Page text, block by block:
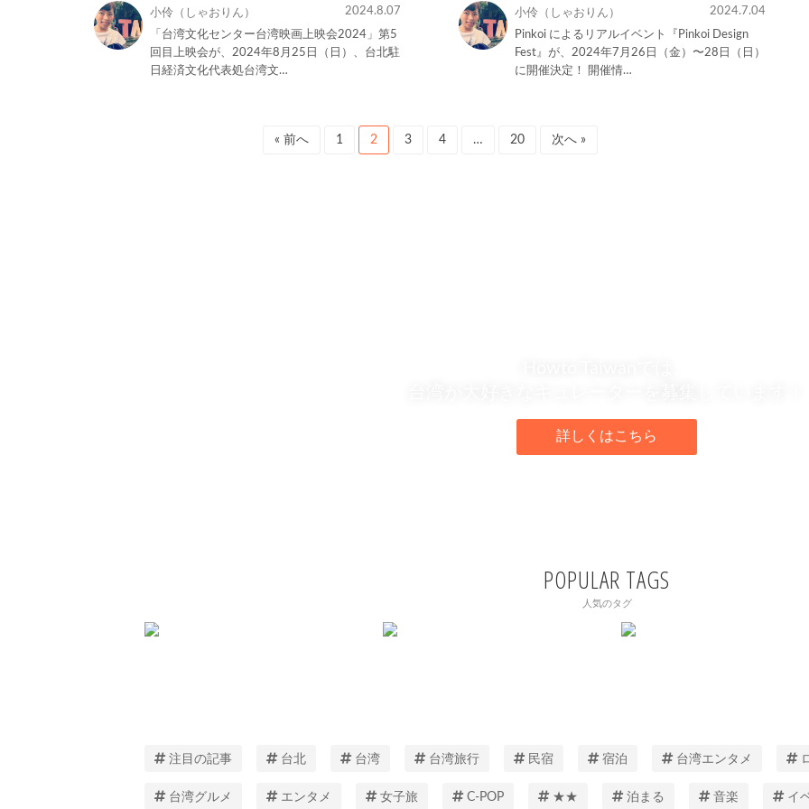
小伶（しゃおりん）
2024.8.07
「台湾文化センター台湾映画上映会2024」第5
回目上映会が、2024年8月25日（日）、台北駐
日経済文化代表処台湾文…
小伶（しゃおりん）
2024.7.04
Pinkoi によるリアルイベント『Pinkoi Design
Fest』が、2024年7月26日（金）〜28日（日）
に開催決定！ 開催情…
« 前へ 1 2 3 4 … 20 次へ »
詳しくはこちら
POPULAR TAGS
人気のタグ
注目の記事 台北 台湾 台湾旅行 民宿 宿泊 台湾エンタメ
台湾グルメ エンタメ 女子旅 C-POP ★★ 泊まる 音楽 イ